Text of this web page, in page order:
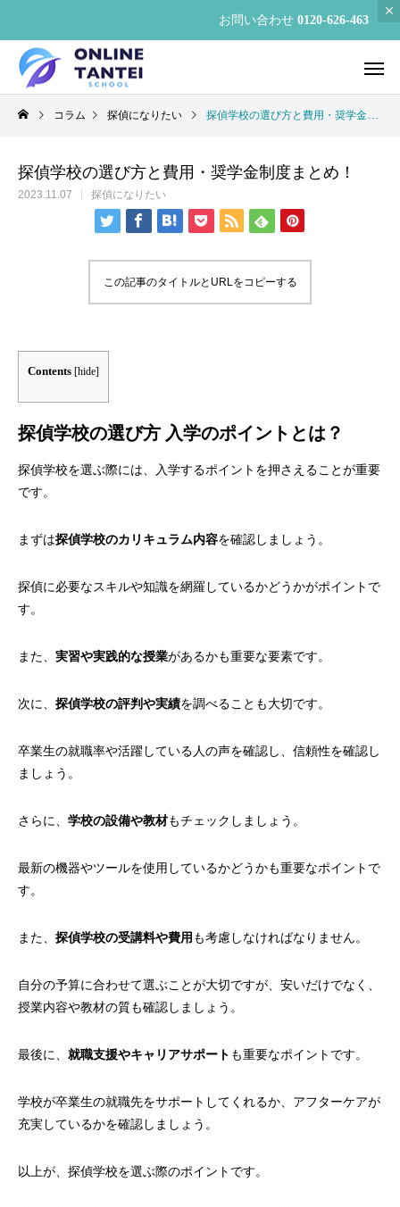
お問い合わせ 0120-626-463
コラム 探偵になりたい 探偵学校の選び方と費用・奨学金制度まとめ！
探偵学校の選び方と費用・奨学金制度まとめ！
2023.11.07 探偵になりたい
この記事のタイトルとURLをコピーする
Contents [hide]
探偵学校の選び方 入学のポイントとは？
探偵学校を選ぶ際には、入学するポイントを押さえることが重要
です。
まずは探偵学校のカリキュラム内容を確認しましょう。
探偵に必要なスキルや知識を網羅しているかどうかがポイントで
す。
また、 実習や実践的な授業があるかも重要な要素です。
次に、 探偵学校の評判や実績を調べることも大切です。
卒業生の就職率や活躍している人の声を確認し、信頼性を確認し
ましょう。
さらに、 学校の設備や教材もチェックしましょう。
最新の機器やツールを使用しているかどうかも重要なポイントで
す。
また、 探偵学校の受講料や費用 も考慮しなければなりません。
自分の予算に合わせて選ぶことが大切ですが、安いだけでなく、
授業内容や教材の質も確認しましょう。
最後に、 就職支援やキャリアサポート も重要なポイントです。
学校が卒業生の就職先をサポートしてくれるか、アフターケアが
充実しているかを確認しましょう。
以上が、探偵学校を選ぶ際のポイントです。